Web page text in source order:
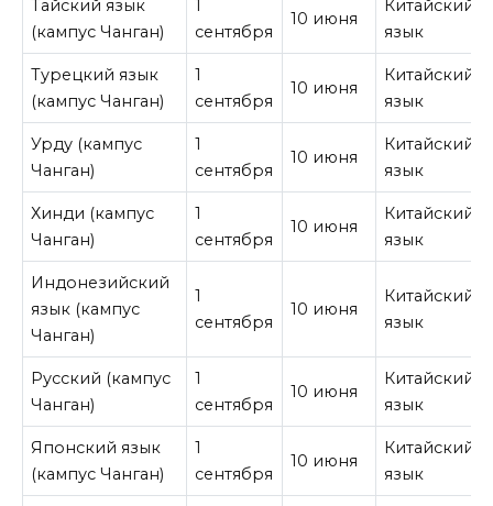
Тайский язык
(кампус Чанган)
1
сентября
10 июня
Китайский
язык
Турецкий язык
(кампус Чанган)
1
сентября
10 июня
Китайский
язык
Урду (кампус
Чанган)
1
сентября
10 июня
Китайский
язык
Хинди (кампус
Чанган)
1
сентября
10 июня
Китайский
язык
Индонезийский
язык (кампус
Чанган)
1
сентября
10 июня
Китайский
язык
Русский (кампус
Чанган)
1
сентября
10 июня
Китайский
язык
Японский язык
(кампус Чанган)
1
сентября
10 июня
Китайский
язык